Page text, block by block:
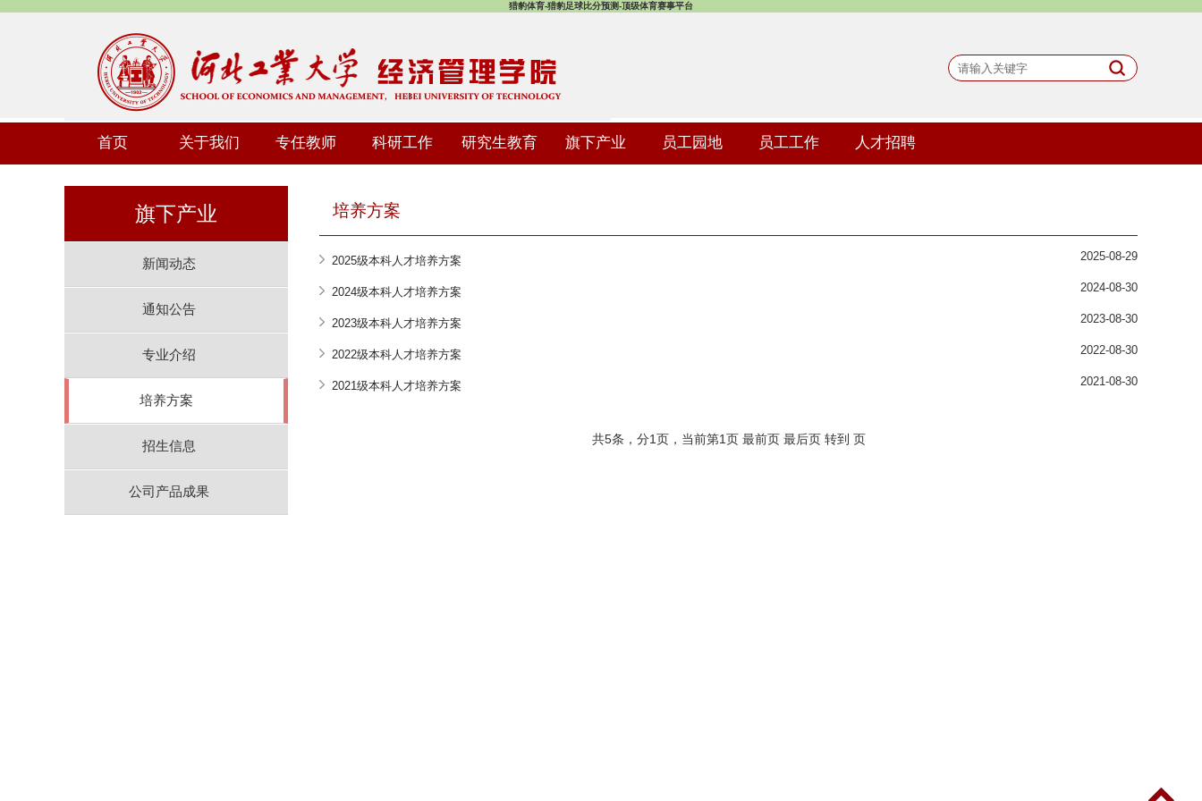
猎豹体育-猎豹足球比分预测-顶级体育赛事平台
首页 关于我们 专任教师 科研工作 研究生教育 旗下产业 员工园地 员工工作 人才招聘
旗下产业
新闻动态
通知公告
专业介绍
培养方案
招生信息
公司产品成果
培养方案
2025级本科人才培养方案 2025-08-29
2024级本科人才培养方案 2024-08-30
2023级本科人才培养方案 2023-08-30
2022级本科人才培养方案 2022-08-30
2021级本科人才培养方案 2021-08-30
共5条，分1页，当前第1页 最前页 最后页转到 页